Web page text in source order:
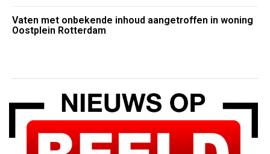
Vaten met onbekende inhoud aangetroffen in woning
Oostplein Rotterdam